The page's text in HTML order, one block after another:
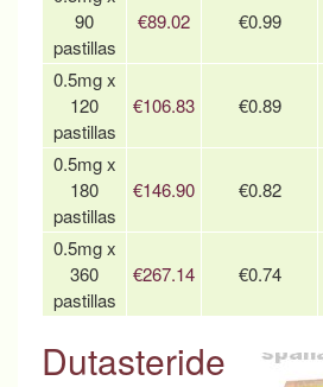
90
pastillas
€89.02 €0.99
0.5mg x
120
pastillas
€106.83 €0.89
0.5mg x
180
pastillas
€146.90 €0.82
0.5mg x
360
pastillas
€267.14 €0.74
Dutasteride